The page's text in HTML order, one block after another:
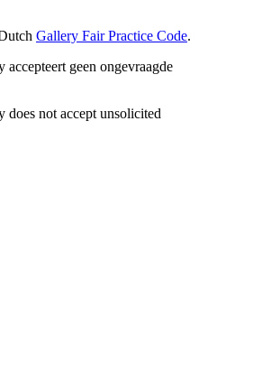
Gallery Fair Practice Code.
geen ongevraagde
not accept unsolicited